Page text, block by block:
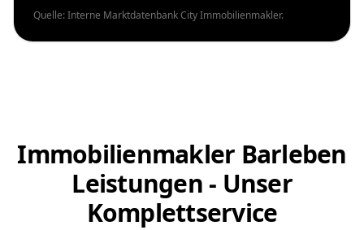
Quelle: Interne Marktdatenbank City Immobilienmakler.
Immobilienmakler Barleben
Leistungen - Unser
Komplettservice